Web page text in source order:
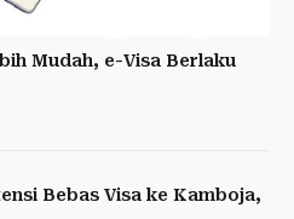
Mudah, e-Visa Berlaku
Bebas Visa ke Kamboja,